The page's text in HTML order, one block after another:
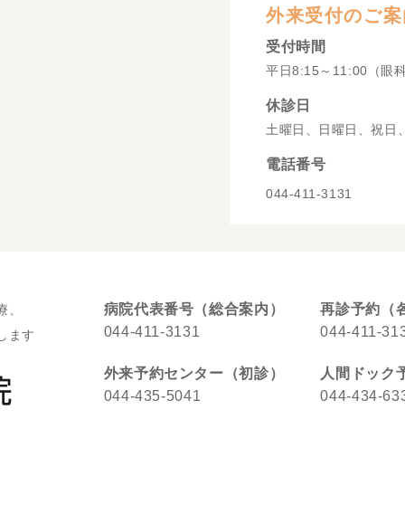
外来受付のご
受付時間
平日8:15～11:00（眼
休診日
土曜日、日曜日、祝日
電話番号
044-411-3131
ます
病院代表番号（総合案内）
044-411-3131
外来予約センター（初診）
044-435-5041
再診予約
044-411-
人間ドック
044-434-